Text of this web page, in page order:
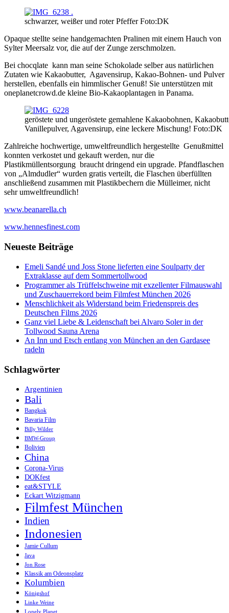
schwarzer, weißer und roter Pfeffer Foto:DK
Opaque stellte seine handgemachten Pralinen mit einem Hauch von
Sylter Meersalz vor, die auf der Zunge zerschmolzen.
Bei chocqlate kann man seine Schokolade selber aus natürlichen
Zutaten wie Kakaobutter, Agavensirup, Kakao-Bohnen- und Pulver
herstellen, ebenfalls ein himmlischer Genuß! Sie unterstützen mit
oneplanetcrowd.de kleine Bio-Kakaoplantagen in Panama.
geröstete und ungeröstete gemahlene Kakaobohnen,
Vanillepulver, Agavensirup, eine leckere Mischung! Foto:DK
Zahlreiche hochwertige, umweltfreundlich hergestellte Genußmittel
konnten verkostet und gekauft werden, nur die
Plastikmüllentsorgung braucht dringend ein upgrade. Pfandflaschen
von „Almdudler“ wurden gratis verteilt, die Flaschen überfüllten
anschließend zusammen mit Plastikbechern die Mülleimer, nicht
sehr umweltfreundlich!
www.beanarella.ch
www.hennesfinest.com
Neueste Beiträge
Emeli Sandé und Joss Stone lieferten eine Soulparty der
Extraklasse auf dem Sommertollwood
Programmer als Trüffelschweine mit exzellenter Filmauswahl
und Zuschauerrekord beim Filmfest München 2026
Menschlichkeit als Widerstand beim Friedenspreis des
Deutschen Films 2026
Ganz viel Liebe & Leidenschaft bei Alvaro Soler in der
Tollwood Sauna Arena
An Inn und Etsch entlang von München an den Gardasee
radeln
Schlagwörter
Argentinien
Bali
Bangkok
Bavaria Film
Billy Wilder
BMW-Group
Bolivien
China
Corona-Virus
DOKfest
eat&STYLE
Eckart Witzigmann
Filmfest München
Indien
Indonesien
Jamie Cullum
Java
Jon Rose
Klassik am Odeonsplatz
Kolumbien
Königshof
Linke Weine